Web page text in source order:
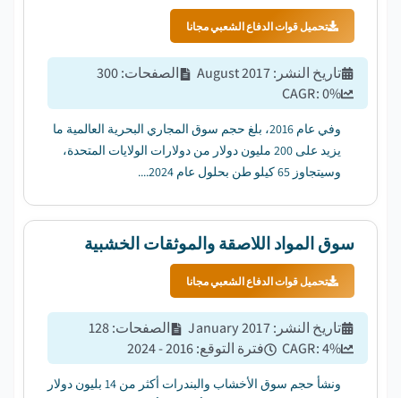
تحميل قوات الدفاع الشعبي مجانا
تاريخ النشر :
August 2017 الصفحات:
300
CAGR:0%
وفي عام 2016، بلغ حجم سوق المجاري البحرية العالمية ما
يزيد على 200 مليون دولار من دولارات الولايات المتحدة،
وسيتجاوز 65 كيلو طن بحلول عام 2024....
سوق المواد اللاصقة والموثقات الخشبية
تحميل قوات الدفاع الشعبي مجانا
تاريخ النشر :
January 2017 الصفحات:
128
CAGR:4% فترة التوقع:
2016 - 2024
ونشأ حجم سوق الأخشاب والبندرات أكثر من 14 بليون دولار